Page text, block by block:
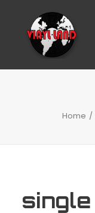
Home
single